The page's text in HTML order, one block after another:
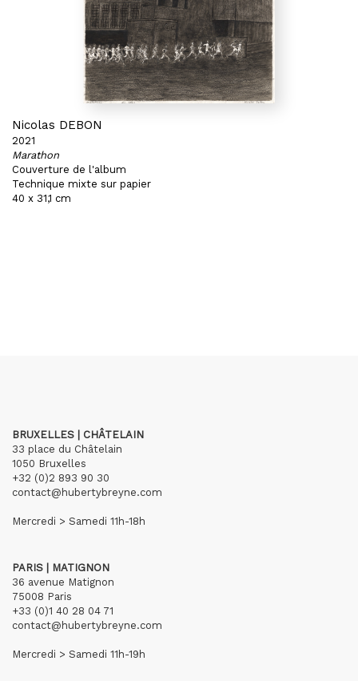
Nicolas DEBON
2021
Marathon
Couverture de l'album
Technique mixte sur papier
40 x 31,1 cm
BRUXELLES | CHÂTELAIN
33 place du Châtelain
1050 Bruxelles
+32 (0)2 893 90 30
contact@hubertybreyne.com
Mercredi > Samedi 11h-18h
PARIS | MATIGNON
36 avenue Matignon
75008 Paris
+33 (0)1 40 28 04 71
contact@hubertybreyne.com
Mercredi > Samedi 11h-19h